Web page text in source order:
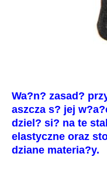
Wa?n? zasad?
aszcza s? jej
dziel? si? na te
elastyczne oraz
dziane materia?y.